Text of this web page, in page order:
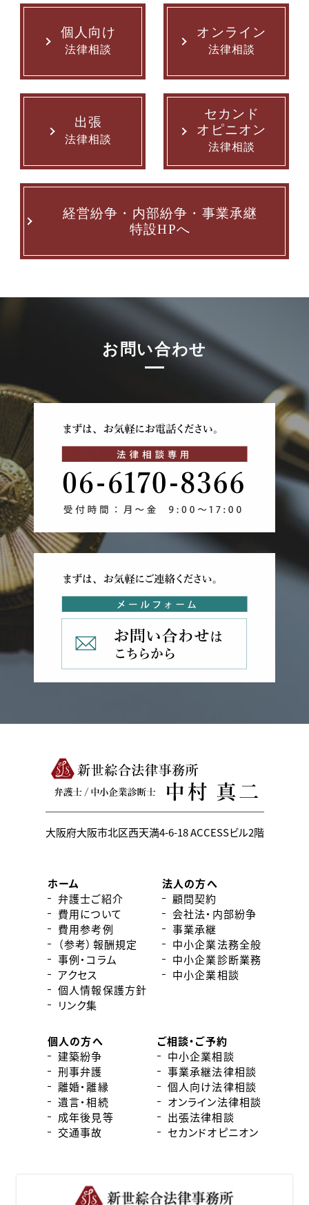
個人向け
法律相談
オンライン
法律相談
出張
法律相談
セカンド
オピニオン
法律相談
経営紛争・内部紛争・事業承継
特設HPへ
お問い合わせ
大阪府大阪市北区西天満4-6-18ACCESSビル2階
ホーム
弁護士ご紹介
費用について
費用参考例
（参考）報酬規定
事例・コラム
アクセス
個人情報保護方針
リンク集
法人の方へ
顧問契約
会社法・内部紛争
事業承継
中小企業法務全般
中小企業診断業務
中小企業相談
個人の方へ
建築紛争
刑事弁護
離婚・離縁
遺言・相続
成年後見等
交通事故
ご相談・ご予約
中小企業相談
事業承継法律相談
個人向け法律相談
オンライン法律相談
出張法律相談
セカンドオピニオン